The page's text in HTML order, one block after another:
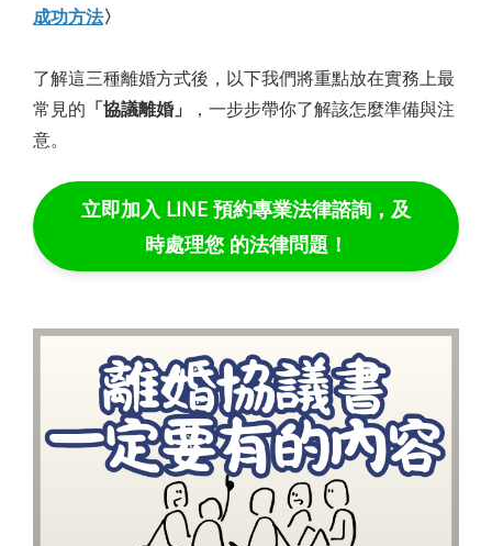
成功方法〉
了解這三種離婚方式後，以下我們將重點放在實務上最
常見的 「協議離婚」
，一步步帶你了解該怎麼準備與注
意。
立即加入 LINE 預約專業法律諮詢，及
時處理您 的法律問題！